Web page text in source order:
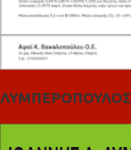
ΛΥΜΠΕΡΟΠΟΥΛΟΣ